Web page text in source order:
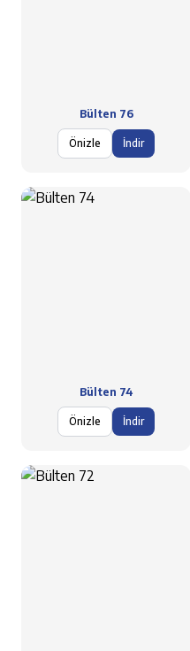
Bülten 76
Önizle İndir
Bülten 74
Önizle İndir